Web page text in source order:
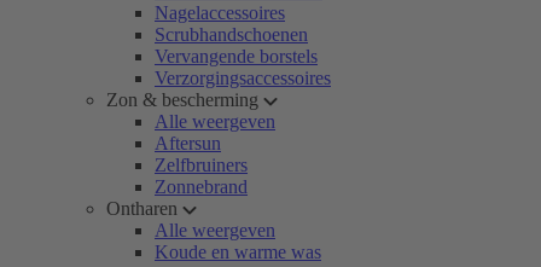
Nagelaccessoires
Scrubhandschoenen
Vervangende borstels
Verzorgingsaccessoires
Zon & bescherming
Alle weergeven
Aftersun
Zelfbruiners
Zonnebrand
Ontharen
Alle weergeven
Koude en warme was